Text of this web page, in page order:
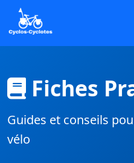
Fiches
Guides et conseils
vélo